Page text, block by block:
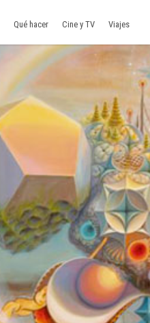
Qué hacer Cine y TV Viajes